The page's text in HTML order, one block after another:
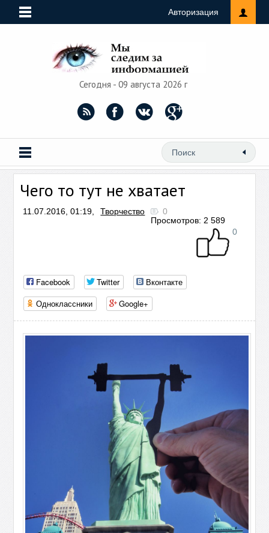
Авторизация
Сегодня - 09 августа 2026 г
Чего то тут не хватает
11.07.2016, 01:19, Творчество
0
Просмотров: 2 589
0
Facebook Twitter
Вконтакте
Одноклассники
Google+